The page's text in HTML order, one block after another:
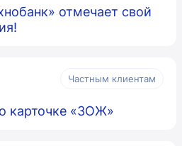
отмечает свой
Частным клиентам
карточке «ЗОЖ»